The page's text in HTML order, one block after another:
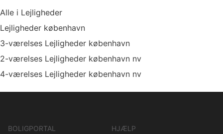
Alle i Lejligheder
Lejligheder københavn
3-værelses Lejligheder københavn
2-værelses Lejligheder københavn nv
4-værelses Lejligheder københavn nv
BOLIGPORTAL
HJÆLP